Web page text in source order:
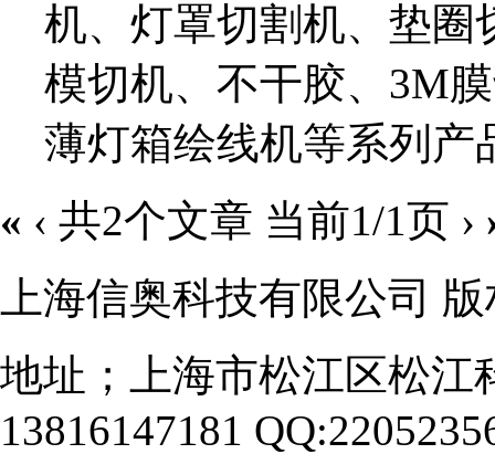
机、灯罩切割机、垫圈
模切机、不干胶、3M
薄灯箱绘线机等系列产
« ‹ 共2个文章 当前1/1页 ›
上海信奥科技有限公司
地址；上海市松江区松江
13816147181